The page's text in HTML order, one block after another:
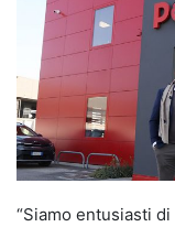
“Siamo entusiasti